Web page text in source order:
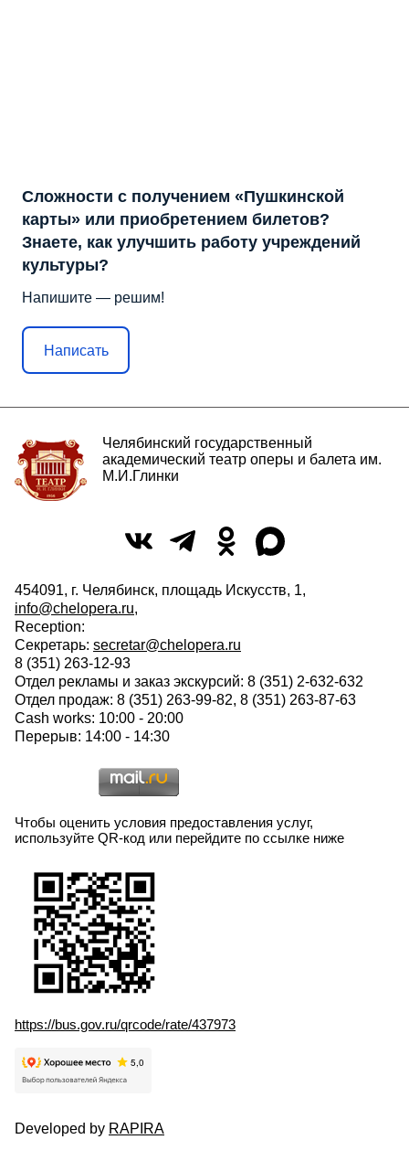
Сложности с получением «Пушкинской
карты» или приобретением билетов?
Знаете, как улучшить работу учреждений
культуры?
Напишите — решим!
Написать
Челябинский государственный
академический театр оперы и балета им.
М.И.Глинки
454091, г. Челябинск, площадь Искусств, 1,
info@chelopera.ru,
Reception:
Секретарь: secretar@chelopera.ru
8 (351) 263-12-93
Отдел рекламы и заказ экскурсий: 8 (351) 2-632-632
Отдел продаж: 8 (351) 263-99-82, 8 (351) 263-87-63
Cash works: 10:00 - 20:00
Перерыв: 14:00 - 14:30
Чтобы оценить условия предоставления услуг,
используйте QR-код или перейдите по ссылке ниже
https://bus.gov.ru/qrcode/rate/437973
Developed by RAPIRA